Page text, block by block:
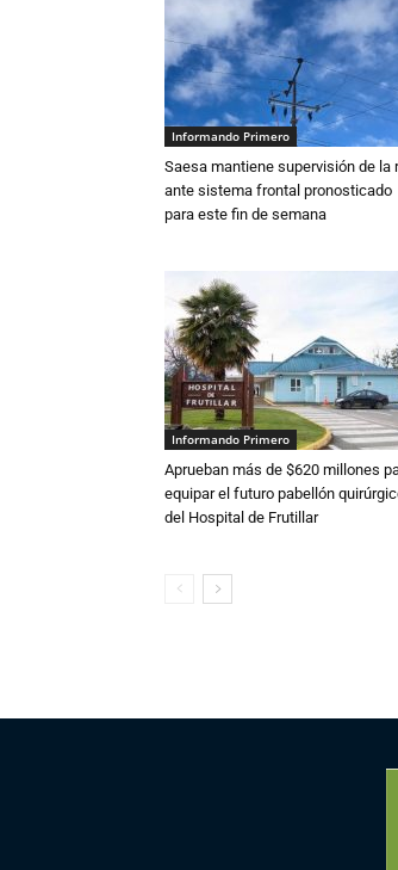
Informando Primero
Saesa mantiene supervisión de la
ante sistema frontal pronosticado
para este fin de semana
Informando Primero
Aprueban más de $620 millones
equipar el futuro pabellón
del Hospital de Frutillar